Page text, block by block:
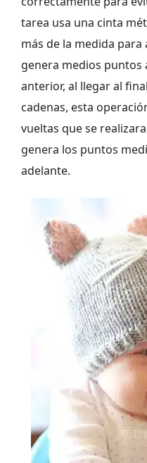
tarea usa una cinta
más de la medida para
genera medios puntos
anterior, al llegar al
cadenas, esta
vueltas que se
genera los puntos
adelante.